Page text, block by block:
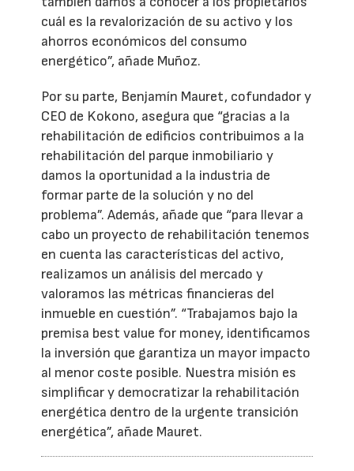
cuál es la revalorización de su activo y los
ahorros económicos del consumo
energético”, añade Muñoz.
Por su parte, Benjamín Mauret, cofundador y
CEO de Kokono, asegura que “gracias a la
rehabilitación de edificios contribuimos a la
rehabilitación del parque inmobiliario y
damos la oportunidad a la industria de
formar parte de la solución y no del
problema”. Además, añade que “para llevar a
cabo un proyecto de rehabilitación tenemos
en cuenta las características del activo,
realizamos un análisis del mercado y
valoramos las métricas financieras del
inmueble en cuestión”. “Trabajamos bajo la
premisa best value for money, identificamos
la inversión que garantiza un mayor impacto
al menor coste posible. Nuestra misión es
simplificar y democratizar la rehabilitación
energética dentro de la urgente transición
energética”, añade Mauret.